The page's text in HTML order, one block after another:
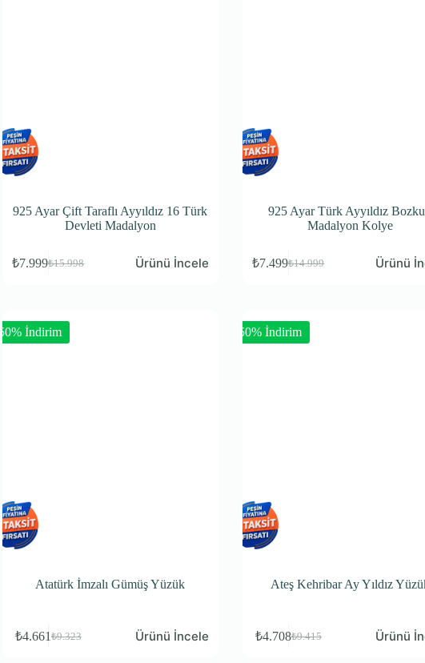
925 Ayar Çift Taraflı Ayyıldız 16 Türk
Devleti Madalyon
₺15.998
₺7.999 Ürünü İncele
925 Ayar Türk Ayyıldız
Madalyon Kolye
₺14.999
₺7.499 Ürünü
-50% İndirim
Atatürk İmzalı Gümüş Yüzük
₺9.323
₺4.661 Ürünü İncele
-50% İndirim
Ateş Kehribar Ay Yıldız
₺9.415
₺4.708 Ürünü